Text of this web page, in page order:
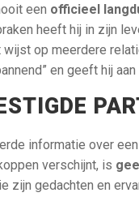
een officieel
heeft hij in zijn
op meerdere
en geeft hij
informatie over
verschijnt, is
zijn gedachten en